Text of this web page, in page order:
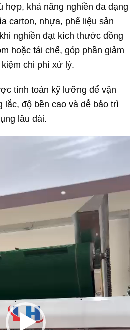
hợp, khả năng nghiền đa dạng
carton, nhựa, phế liệu sản
nghiền đạt kích thước đồng
hoặc tái chế, góp phần giảm
chi phí xử lý.
tính toán kỹ lưỡng để vận
lắc, độ bền cao và dễ bảo trì
lâu dài.